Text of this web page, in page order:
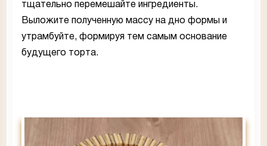
тщательно перемешайте ингредиенты.
Выложите полученную массу на дно формы и
утрамбуйте, формируя тем самым основание
будущего торта.